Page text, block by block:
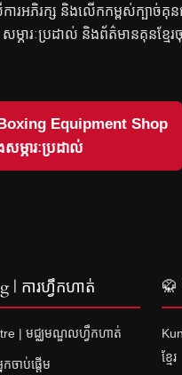
ការអភិរក្ស និងលើកកម្ពស់ក្បាច់គុ
ម្ភារៈប្រដាល់ និងព័ត៌មានគុនខ្ម
Equipment Shop
ម្ភារៈប្រដាល់
| ការហ្វឹកហាត់
| មជ្ឈមណ្ឌលហ្វឹកហាត់
ចាប់ផ្តើម
🥋
ខ្មែរ